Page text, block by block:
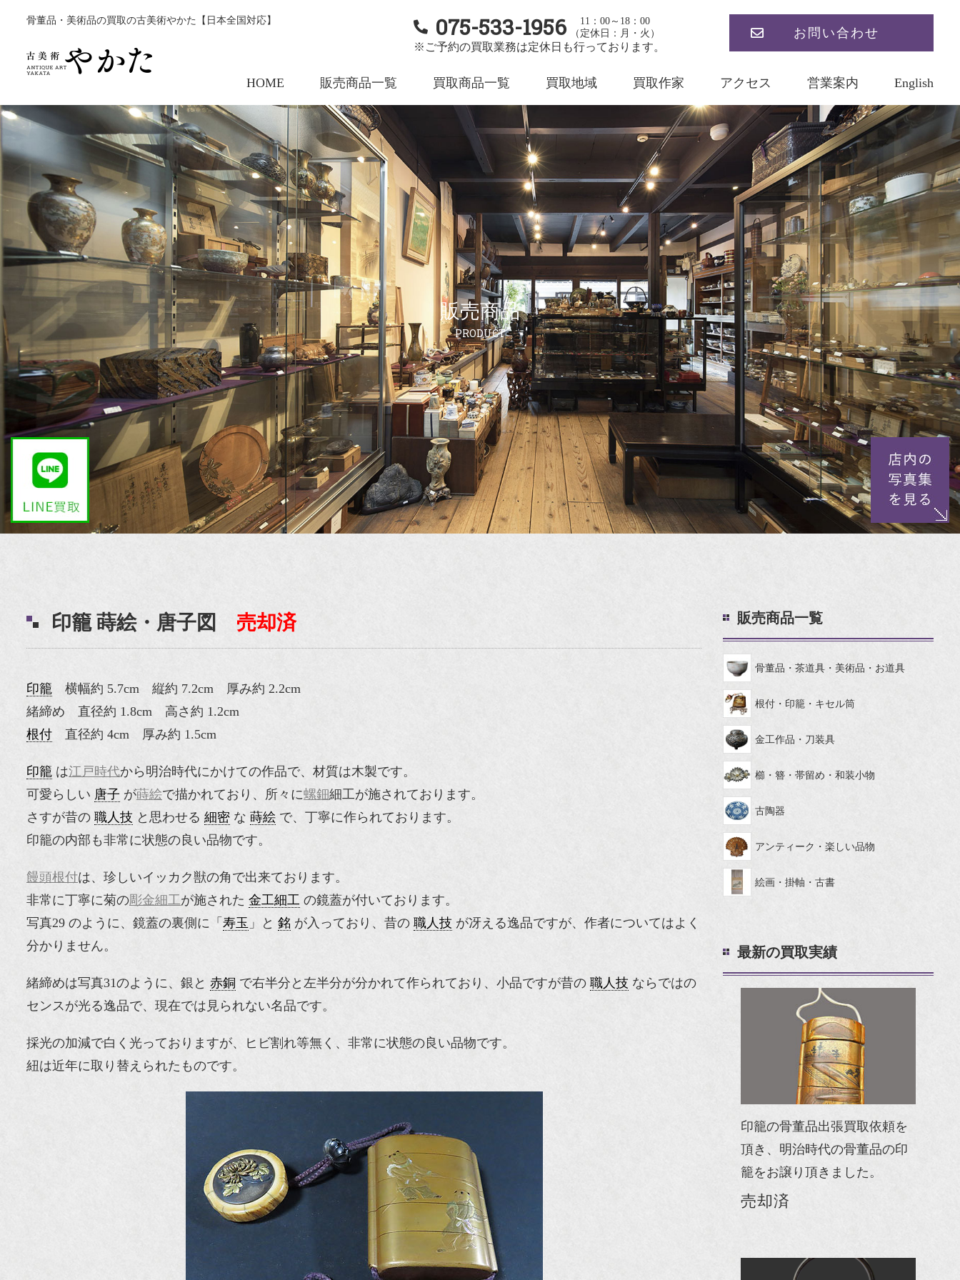
骨董品・美術品の買取の古美術やかた【日本全国対応】 075-533-1956
11：00～18：00
（定休日：月・火）
※ご予約の買取業務は定休日も行っております。
お問い合わせ
HOME 販売商品一覧 買取商品一覧 買取地域 買取作家 アクセス 営業案内 English
販売商品
PRODUCT
印籠 蒔絵・唐子図 売却済
印籠 横幅約 5.7cm 縦約 7.2cm 厚み約 2.2cm
緒締め 直径約 1.8cm 高さ約 1.2cm
根付 直径約 4cm 厚み約 1.5cm
印籠 は江戸時代から明治時代にかけての作品で、材質は木製です。
可愛らしい 唐子 が蒔絵で描かれており、所々に螺鈿細工が施されております。
さすが昔の 職人技 と思わせる 細密 な 蒔絵 で、丁寧に作られております。
印籠の内部も非常に状態の良い品物です。
饅頭根付は、珍しいイッカク獣の角で出来ております。
非常に丁寧に菊の彫金細工が施された 金工細工 の鏡蓋が付いております。
写真29 のように、鏡蓋の裏側に「 寿玉 」と 銘 が入っており、昔の 職人技 が冴える逸品ですが、作者についてはよく
分かりません。
緒締めは写真31のように、銀と 赤銅 で右半分と左半分が分かれて作られており、小品ですが昔の 職人技 ならではの
センスが光る逸品で、現在では見られない名品です。
採光の加減で白く光っておりますが、ヒビ割れ等無く、非常に状態の良い品物です。
紐は近年に取り替えられたものです。
販売商品一覧
骨董品・茶道具・美術品・お道具
根付・印籠・キセル筒
金工作品・刀装具
櫛・簪・帯留め・和装小物
古陶器
アンティーク・楽しい品物
絵画・掛軸・古書
最新の買取実績
印籠の骨董品出張買取依頼を
頂き、明治時代の骨董品の印
籠をお譲り頂きました。
売却済